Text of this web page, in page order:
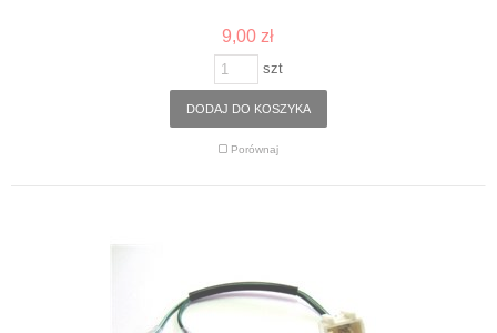
9,00 zł
szt
DODAJ DO KOSZYKA
Porównaj